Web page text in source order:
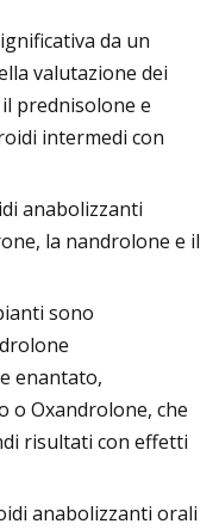
da un
valutazione dei
prednisolone e
intermedi con
anabolizzanti
la nandrolone e il
sono
enantato,
o Oxandrolone, che
risultati con effetti
anabolizzanti orali